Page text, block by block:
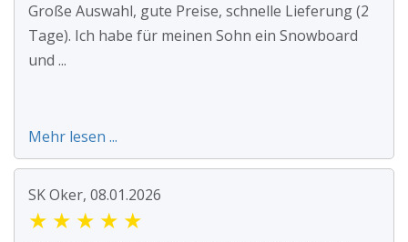
Große Auswahl, gute Preise, schnelle Lieferung (2
Tage). Ich habe für meinen Sohn ein Snowboard
und ...
Mehr lesen ...
SK Oker, 08.01.2026
★ ★ ★ ★ ★